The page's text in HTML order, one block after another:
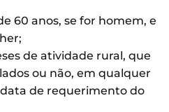
60 anos, se for homem, e
de atividade rural, que
ou não, em qualquer
de requerimento do